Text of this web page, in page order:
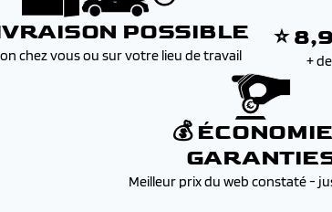
POSSIBLE
chez vous ou sur votre lieu de travail
⭐
+
💰
Meilleur prix du web constaté -